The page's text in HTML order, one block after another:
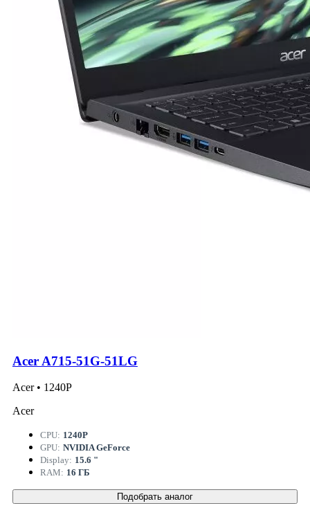
Acer A715-51G-51LG
Acer • 1240P
Acer
CPU: 1240P
GPU: NVIDIA GeForce
Display: 15.6 "
RAM: 16 ГБ
Подобрать аналог